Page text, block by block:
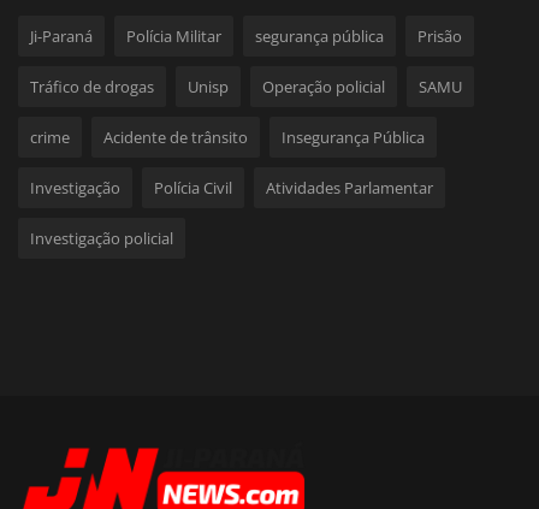
Ji-Paraná Polícia Militar segurança pública Prisão
Tráfico de drogas Unisp Operação policial SAMU
crime Acidente de trânsito Insegurança Pública
Investigação Polícia Civil Atividades Parlamentar
Investigação policial